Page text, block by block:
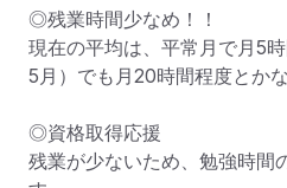
◎残業時間少なめ！！
現在の平均は、平常月で月5
5月）でも月20時間程度とか
◎資格取得応援
残業が少ないため、勉強時間